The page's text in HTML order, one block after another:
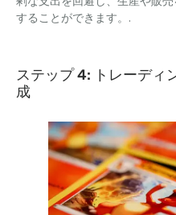
することができます。.
ステップ 4: トレーディ
成